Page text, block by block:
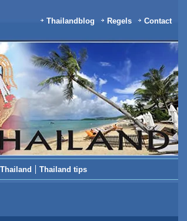
Thailandblog Regels Contact
Thailand tips